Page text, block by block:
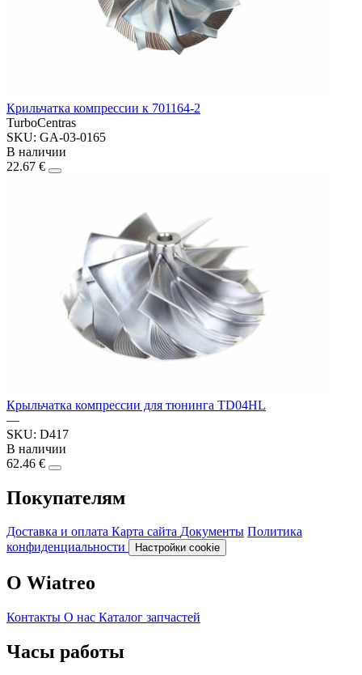
Крильчатка компрессии к 701164-2
TurboCentras
SKU: GA-03-0165
В наличии
22.67 €
Крыльчатка компрессии для тюнинга TD04HL
—
SKU: D417
В наличии
62.46 €
Покупателям
Доставка и оплата Карта сайта Документы Политика
конфиденциальности
Настройки cookie
О Wiatreo
Контакты О нас Каталог запчастей
Часы работы